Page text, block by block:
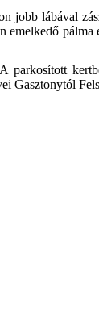
jobb lábával
parkosított
Gasztonytól